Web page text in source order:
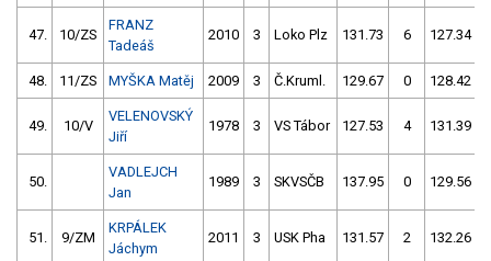
47. 10/ZS
FRANZ
Tadeáš
2010 3 Loko Plz 131.73 6 127.34
48. 11/ZS MYŠKA Matěj 2009 3 Č.Kruml. 129.67 0 128.42
49. 10/V
VELENOVSKÝ
Jiří
1978 3 VS Tábor 127.53 4 131.39
50.
VADLEJCH
Jan
1989 3 SKVSČB 137.95 0 129.56
51. 9/ZM
KRPÁLEK
Jáchym
2011 3 USK Pha 131.57 2 132.26